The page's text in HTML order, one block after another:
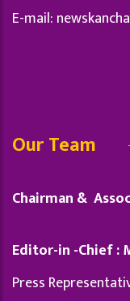
E-mail:
Our Team
Chairman &
Editor-in -Chief :
Press